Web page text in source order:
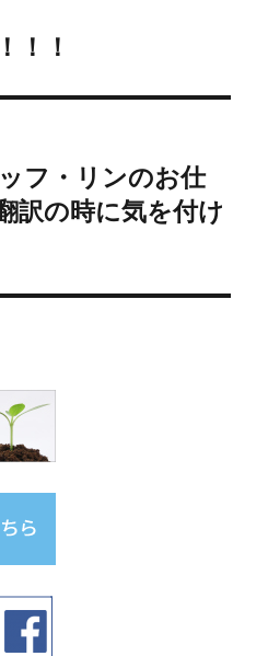
！！
フ・リンのお仕
の時に気を付け